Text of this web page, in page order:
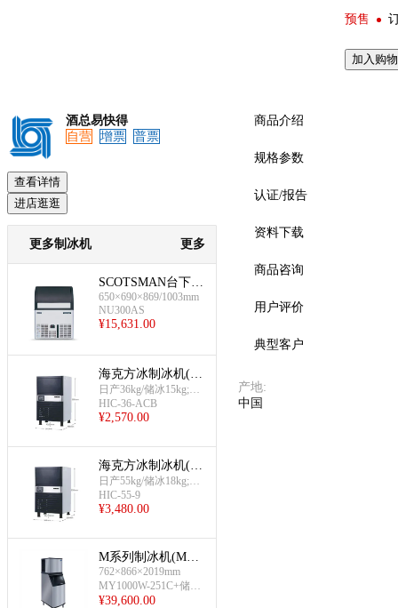
预览
预售
加入购
酒总易快得
自营
增票 普票
查看详情
进店逛逛
更多制冰机 更多
SCOTSMAN台下式
方冰制冰机(NU300
AS)
650×690×869/1003mm
NU300AS
¥15,631.00
海克方冰制冰机(36
KG-一体机,风冷)
日产36kg/储冰15kg;一
体机;风冷
HIC-36-ACB
¥2,570.00
海克方冰制冰机(55
KG-一体机,风冷)
日产55kg/储冰18kg;一
体机;风冷
HIC-55-9
¥3,480.00
M系列制冰机(MY1
000W-251C+储冰箱
D570VC)
762×866×2019mm
MY1000W-251C+储冰
箱D570VC
¥39,600.00
商品介绍
规格参数
认证/报告
资料下载
商品咨询
用户评价
典型客户
产地:
中国